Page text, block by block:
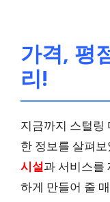
가격, 평
리!
지금까지 스털링
한 정보를 살펴
시설과 서비스를
하게 만들어 줄